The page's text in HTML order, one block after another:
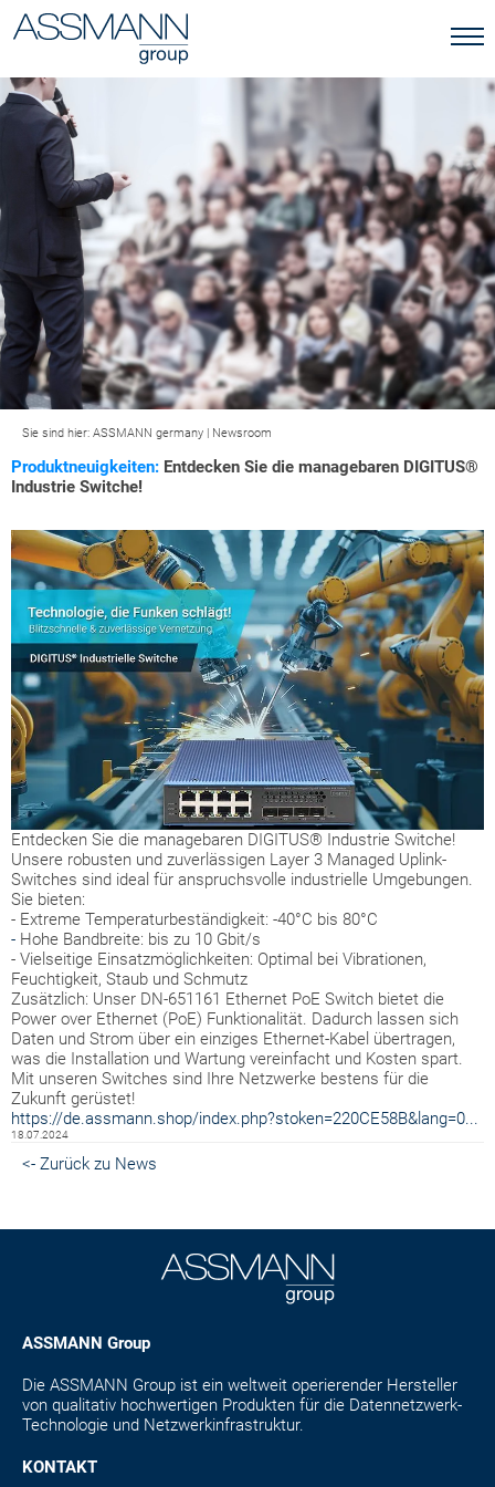
Sie sind hier: ASSMANN germany | Newsroom
Produktneuigkeiten: Entdecken Sie die managebaren DIGITUS®
Industrie Switche!
Entdecken Sie die managebaren DIGITUS® Industrie Switche!
Unsere robusten und zuverlässigen Layer 3 Managed Uplink-
Switches sind ideal für anspruchsvolle industrielle Umgebungen.
Sie bieten:
- Extreme Temperaturbeständigkeit: -40°C bis 80°C
- Hohe Bandbreite: bis zu 10 Gbit/s
- Vielseitige Einsatzmöglichkeiten: Optimal bei Vibrationen,
Feuchtigkeit, Staub und Schmutz
Zusätzlich: Unser DN-651161 Ethernet PoE Switch bietet die
Power over Ethernet (PoE) Funktionalität. Dadurch lassen sich
Daten und Strom über ein einziges Ethernet-Kabel übertragen,
was die Installation und Wartung vereinfacht und Kosten spart.
Mit unseren Switches sind Ihre Netzwerke bestens für die
Zukunft gerüstet!
https://de.assmann.shop/index.php?stoken=220CE58B&lang=0...
18.07.2024
<- Zurück zu News
ASSMANN Group
Die ASSMANN Group ist ein weltweit operierender Hersteller
von qualitativ hochwertigen Produkten für die Datennetzwerk-
Technologie und Netzwerkinfrastruktur.
KONTAKT